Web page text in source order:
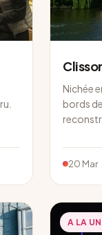
Nichée
bords
20 Mar
A LA